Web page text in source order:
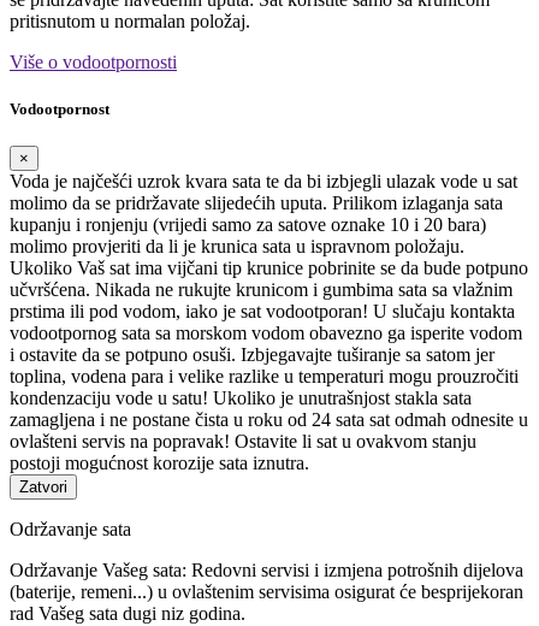
pritisnutom u normalan položaj.
Više o vodootpornosti
Vodootpornost
×
Voda je najčešći uzrok kvara sata te da bi izbjegli ulazak vode u sat
molimo da se pridržavate slijedećih uputa. Prilikom izlaganja sata
kupanju i ronjenju (vrijedi samo za satove oznake 10 i 20 bara)
molimo provjeriti da li je krunica sata u ispravnom položaju.
Ukoliko Vaš sat ima vijčani tip krunice pobrinite se da bude potpuno
učvršćena. Nikada ne rukujte krunicom i gumbima sata sa vlažnim
prstima ili pod vodom, iako je sat vodootporan! U slučaju kontakta
vodootpornog sata sa morskom vodom obavezno ga isperite vodom
i ostavite da se potpuno osuši. Izbjegavajte tuširanje sa satom jer
toplina, vodena para i velike razlike u temperaturi mogu prouzročiti
kondenzaciju vode u satu! Ukoliko je unutrašnjost stakla sata
zamagljena i ne postane čista u roku od 24 sata sat odmah odnesite u
ovlašteni servis na popravak! Ostavite li sat u ovakvom stanju
postoji mogućnost korozije sata iznutra.
Zatvori
Održavanje sata
Održavanje Vašeg sata: Redovni servisi i izmjena potrošnih dijelova
(baterije, remeni...) u ovlaštenim servisima osigurat će besprijekoran
rad Vašeg sata dugi niz godina.